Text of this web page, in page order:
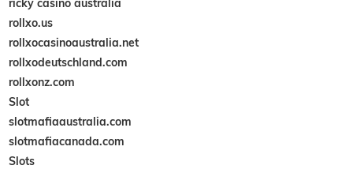
rollxo.us
rollxocasinoaustralia.net
rollxodeutschland.com
rollxonz.com
Slot
slotmafiaaustralia.com
slotmafiacanada.com
Slots